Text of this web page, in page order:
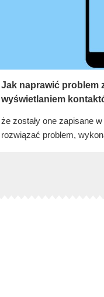
Jak naprawić problem
wyświetlaniem
że zostały one zapisane
rozwiązać problem,